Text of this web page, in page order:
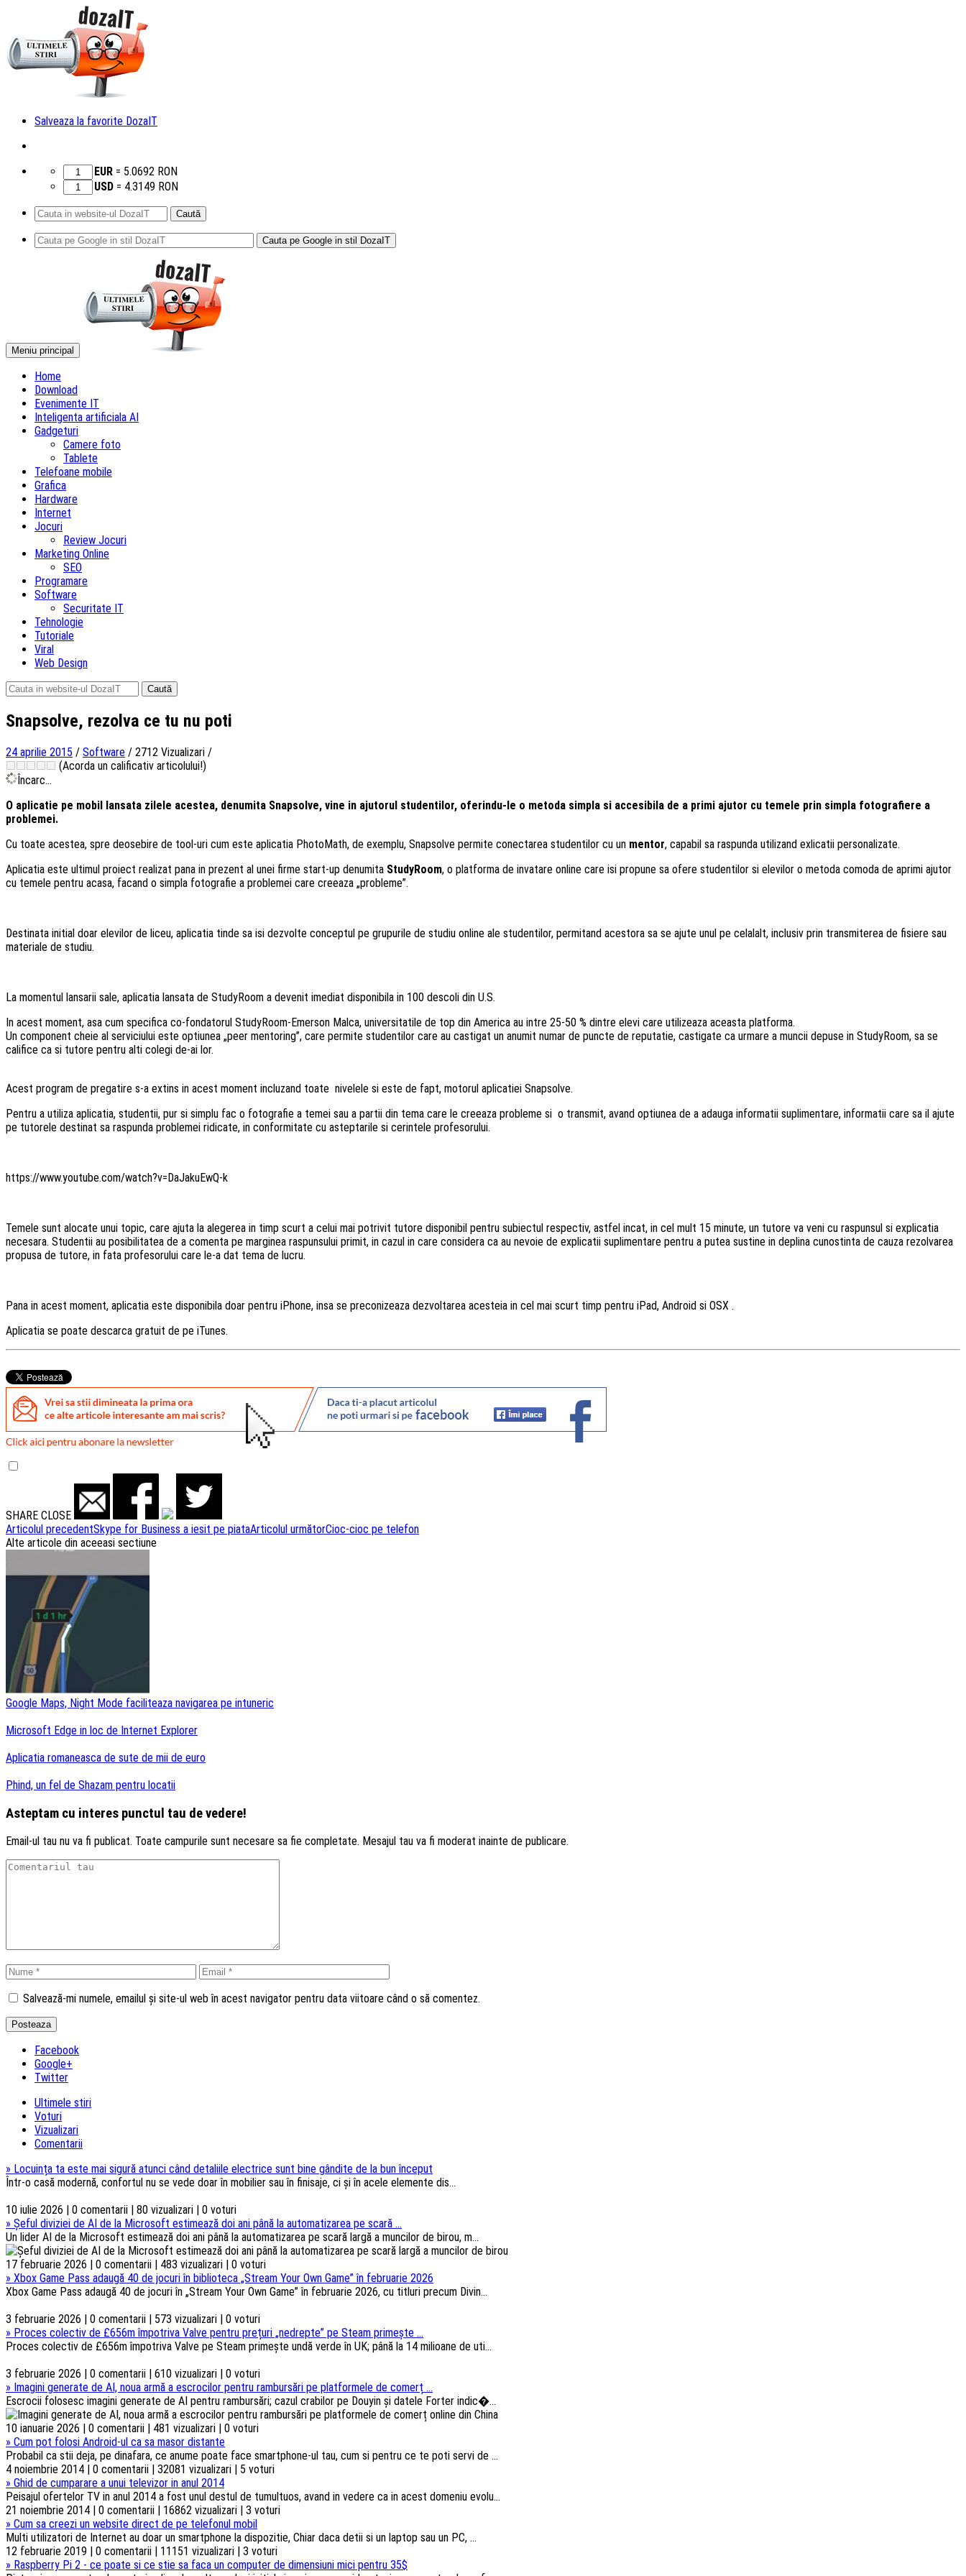
Salveaza la favorite DozaIT
EUR = 5.0692 RON
USD = 4.3149 RON
Caută
după:
Meniu principal
Home
Download
Evenimente IT
Inteligenta artificiala AI
Gadgeturi
Camere foto
Tablete
Telefoane mobile
Grafica
Hardware
Internet
Jocuri
Review Jocuri
Marketing Online
SEO
Programare
Software
Securitate IT
Tehnologie
Tutoriale
Viral
Web Design
Caută
după:
Snapsolve, rezolva ce tu nu poti
24 aprilie 2015 / Software / 2712 Vizualizari /
(Acorda un calificativ articolului!)
Încarc...
O aplicatie pe mobil lansata zilele acestea, denumita Snapsolve, vine in ajutorul studentilor, oferindu-le o metoda simpla si accesibila de a primi ajutor cu temele prin simpla fotografiere a
problemei.
Cu toate acestea, spre deosebire de tool-uri cum este aplicatia PhotoMath, de exemplu, Snapsolve permite conectarea studentilor cu un mentor, capabil sa raspunda utilizand exlicatii personalizate.
Aplicatia este ultimul proiect realizat pana in prezent al unei firme start-up denumita StudyRoom, o platforma de invatare online care isi propune sa ofere studentilor si elevilor o metoda comoda de aprimi ajutor
cu temele pentru acasa, facand o simpla fotografie a problemei care creeaza „probleme”.
Destinata initial doar elevilor de liceu, aplicatia tinde sa isi dezvolte conceptul pe grupurile de studiu online ale studentilor, permitand acestora sa se ajute unul pe celalalt, inclusiv prin transmiterea de fisiere sau
materiale de studiu.
La momentul lansarii sale, aplicatia lansata de StudyRoom a devenit imediat disponibila in 100 descoli din U.S.
In acest moment, asa cum specifica co-fondatorul StudyRoom-Emerson Malca, universitatile de top din America au intre 25-50 % dintre elevi care utilizeaza aceasta platforma.
Un component cheie al serviciului este optiunea „peer mentoring”, care permite studentilor care au castigat un anumit numar de puncte de reputatie, castigate ca urmare a muncii depuse in StudyRoom, sa se
califice ca si tutore pentru alti colegi de-ai lor.
Acest program de pregatire s-a extins in acest moment incluzand toate nivelele si este de fapt, motorul aplicatiei Snapsolve.
Pentru a utiliza aplicatia, studentii, pur si simplu fac o fotografie a temei sau a partii din tema care le creeaza probleme si o transmit, avand optiunea de a adauga informatii suplimentare, informatii care sa il ajute
pe tutorele destinat sa raspunda problemei ridicate, in conformitate cu asteptarile si cerintele profesorului.
https://www.youtube.com/watch?v=DaJakuEwQ-k
Temele sunt alocate unui topic, care ajuta la alegerea in timp scurt a celui mai potrivit tutore disponibil pentru subiectul respectiv, astfel incat, in cel mult 15 minute, un tutore va veni cu raspunsul si explicatia
necesara. Studentii au posibilitatea de a comenta pe marginea raspunsului primit, in cazul in care considera ca au nevoie de explicatii suplimentare pentru a putea sustine in deplina cunostinta de cauza rezolvarea
propusa de tutore, in fata profesorului care le-a dat tema de lucru.
Pana in acest moment, aplicatia este disponibila doar pentru iPhone, insa se preconizeaza dezvoltarea acesteia in cel mai scurt timp pentru iPad, Android si OSX .
Aplicatia se poate descarca gratuit de pe iTunes.
SHARE CLOSE
Navigare
articole
Articolul precedentSkype for Business a iesit pe piataArticolul următorCioc-cioc pe telefon
Alte articole din aceeasi sectiune
Google Maps, Night Mode faciliteaza navigarea pe intuneric
Microsoft Edge in loc de Internet Explorer
Aplicatia romaneasca de sute de mii de euro
Phind, un fel de Shazam pentru locatii
Asteptam cu interes punctul tau de vedere!
Email-ul tau nu va fi publicat. Toate campurile sunt necesare sa fie completate. Mesajul tau va fi moderat inainte de publicare.
Salvează-mi numele, emailul și site-ul web în acest navigator pentru data viitoare când o să comentez.
Facebook
Google+
Twitter
Ultimele stiri
Voturi
Vizualizari
Comentarii
» Locuința ta este mai sigură atunci când detaliile electrice sunt bine gândite de la bun început
Într-o casă modernă, confortul nu se vede doar în mobilier sau în finisaje, ci și în acele elemente dis...
10 iulie 2026 | 0 comentarii | 80 vizualizari | 0 voturi
» Șeful diviziei de AI de la Microsoft estimează doi ani până la automatizarea pe scară ...
Un lider AI de la Microsoft estimează doi ani până la automatizarea pe scară largă a muncilor de birou, m...
17 februarie 2026 | 0 comentarii | 483 vizualizari | 0 voturi
» Xbox Game Pass adaugă 40 de jocuri în biblioteca „Stream Your Own Game” în februarie 2026
Xbox Game Pass adaugă 40 de jocuri în „Stream Your Own Game” în februarie 2026, cu titluri precum Divin...
3 februarie 2026 | 0 comentarii | 573 vizualizari | 0 voturi
» Proces colectiv de £656m împotriva Valve pentru prețuri „nedrepte” pe Steam primește ...
Proces colectiv de £656m împotriva Valve pe Steam primește undă verde în UK; până la 14 milioane de uti...
3 februarie 2026 | 0 comentarii | 610 vizualizari | 0 voturi
» Imagini generate de AI, noua armă a escrocilor pentru rambursări pe platformele de comerț ...
Escrocii folosesc imagini generate de AI pentru rambursări; cazul crabilor pe Douyin și datele Forter indic�...
10 ianuarie 2026 | 0 comentarii | 481 vizualizari | 0 voturi
» Cum pot folosi Android-ul ca sa masor distante
Probabil ca stii deja, pe dinafara, ce anume poate face smartphone-ul tau, cum si pentru ce te poti servi de ...
4 noiembrie 2014 | 0 comentarii | 32081 vizualizari | 5 voturi
» Ghid de cumparare a unui televizor in anul 2014
Peisajul ofertelor TV in anul 2014 a fost unul destul de tumultuos, avand in vedere ca in acest domeniu evolu...
21 noiembrie 2014 | 0 comentarii | 16862 vizualizari | 3 voturi
» Cum sa creezi un website direct de pe telefonul mobil
Multi utilizatori de Internet au doar un smartphone la dispozitie, Chiar daca detii si un laptop sau un PC, ...
12 februarie 2019 | 0 comentarii | 11151 vizualizari | 3 voturi
» Raspberry Pi 2 - ce poate si ce stie sa faca un computer de dimensiuni mici pentru 35$